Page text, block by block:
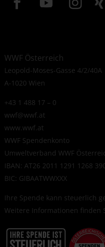
WWF Österreich
Leopold-Moses-Gasse 4/2/40A
A-1020 Wien
+43 1 488 17 – 0
wwf@wwf.at
www.wwf.at
WWF Spendenkonto
Umweltverband WWF
IBAN: AT26 2011 1291 1268
BIC: GIBAATWWXXX
Ihre Spende kann steuerlich
Weitere Informationen finden